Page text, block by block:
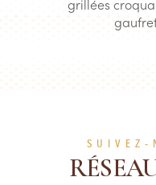
grillées
SUIVEZ-